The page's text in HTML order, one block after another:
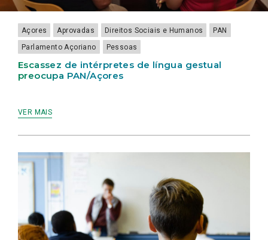
Açores Aprovadas Direitos Sociais e Humanos
PAN
Parlamento Açoriano
Pessoas
Escassez de intérpretes de língua gestual
preocupa PAN/Açores
VER MAIS
LAMEIRINHO